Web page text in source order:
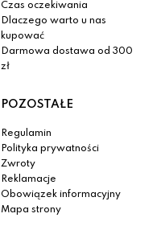
Czas oczekiwania
Dlaczego warto u nas
kupować
Darmowa dostawa od 300
zł
POZOSTAŁE
Regulamin
Polityka prywatności
Zwroty
Reklamacje
Obowiązek informacyjny
Mapa strony